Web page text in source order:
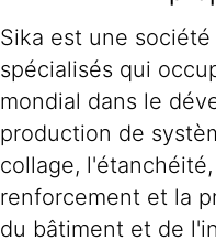
Sika est une
spécialisés qui
mondial dans le
production de
collage,
renforcement et la
du bâtiment et de